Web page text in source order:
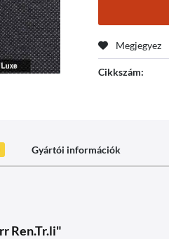
Megjegyez
Cikkszám:
Gyártói információk
Ren.Tr.li"